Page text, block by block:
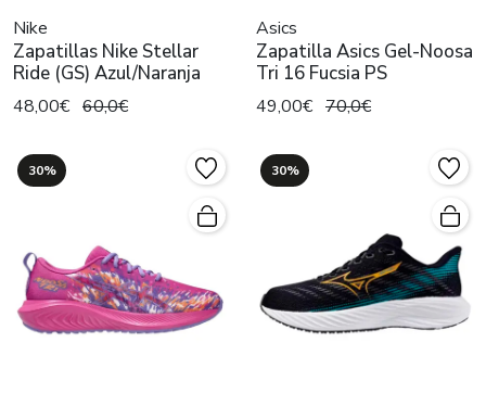
Nike
Zapatillas Nike Stellar
Ride (GS) Azul/Naranja
48,00€ 60,0€
Asics
Zapatilla Asics Gel-Noosa
Tri 16 Fucsia PS
49,00€ 70,0€
30% 30%